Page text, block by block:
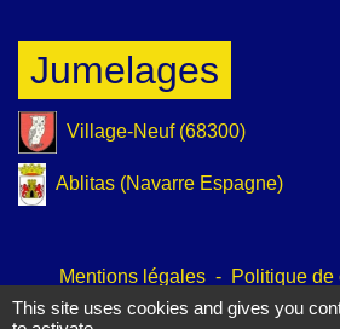
Jumelages
Village-Neuf (68300)
Ablitas (Navarre Espagne)
Mentions légales - Politique de
Accessibilité - Plan du site -
This site uses cookies and gives you